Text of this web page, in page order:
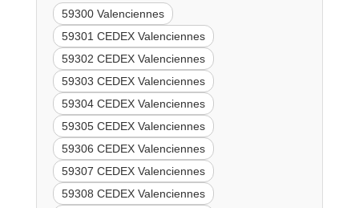
59300 Valenciennes
59301 CEDEX Valenciennes
59302 CEDEX Valenciennes
59303 CEDEX Valenciennes
59304 CEDEX Valenciennes
59305 CEDEX Valenciennes
59306 CEDEX Valenciennes
59307 CEDEX Valenciennes
59308 CEDEX Valenciennes